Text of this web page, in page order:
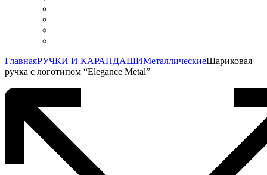
ГлавнаяРУЧКИ И КАРАНДАШИМеталлическиеШариковая
ручка с логотипом “Elegance Metal”